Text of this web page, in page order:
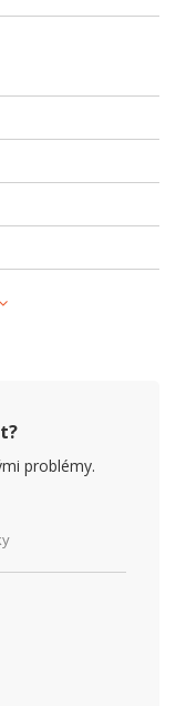
problémy.